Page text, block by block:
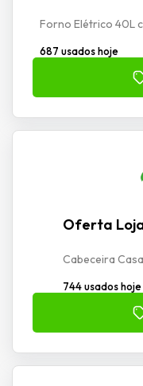
Forno Elétrico 40L
687 usados hoje
Oferta
Cabeceira
744 usados hoje